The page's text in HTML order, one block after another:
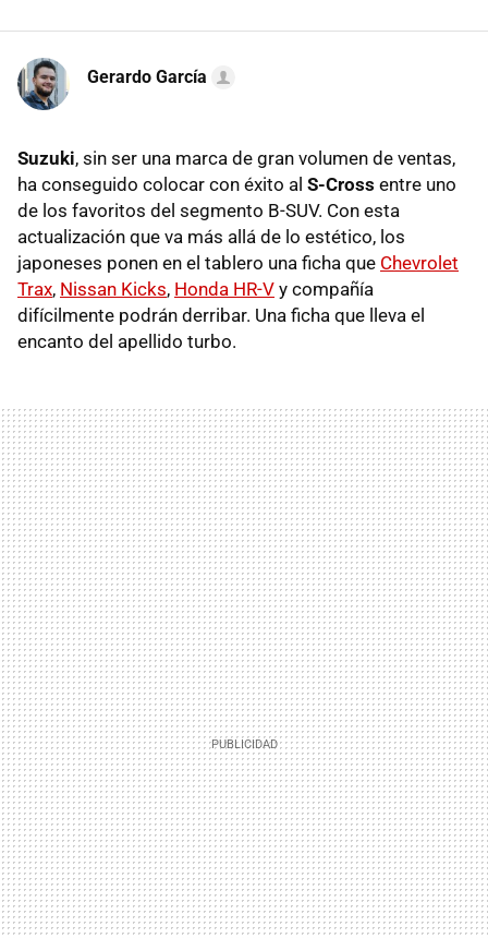
Gerardo García
Suzuki, sin ser una marca de gran volumen de ventas,
ha conseguido colocar con éxito al S-Cross entre uno
de los favoritos del segmento B-SUV. Con esta
actualización que va más allá de lo estético, los
japoneses ponen en el tablero una ficha que Chevrolet
Trax, Nissan Kicks, Honda HR-V y compañía
difícilmente podrán derribar. Una ficha que lleva el
encanto del apellido turbo.